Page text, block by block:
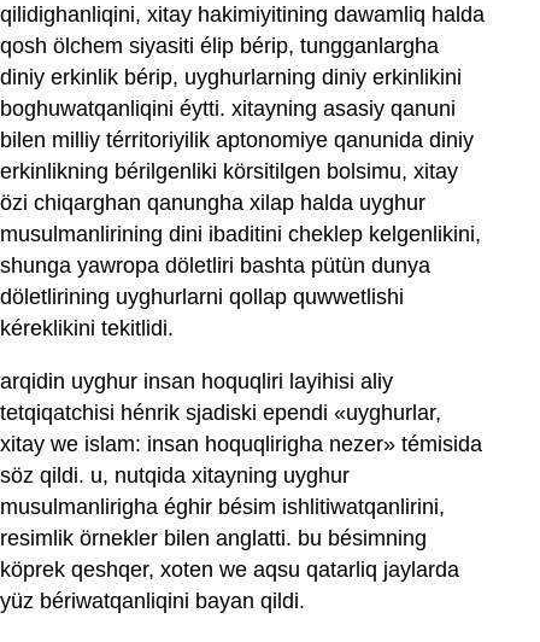
qilidighanliqini, xitay hakimiyitining dawamliq halda
qosh ölchem siyasiti élip bérip, tungganlargha
diniy erkinlik bérip, uyghurlarning diniy erkinlikini
boghuwatqanliqini éytti. xitayning asasiy qanuni
bilen milliy térritoriyilik aptonomiye qanunida diniy
erkinlikning bérilgenliki körsitilgen bolsimu, xitay
özi chiqarghan qanungha xilap halda uyghur
musulmanlirining dini ibaditini cheklep kelgenlikini,
shunga yawropa döletliri bashta pütün dunya
döletlirining uyghurlarni qollap quwwetlishi
kéreklikini tekitlidi.
arqidin uyghur insan hoquqliri layihisi aliy
tetqiqatchisi hénrik sjadiski ependi «uyghurlar,
xitay we islam: insan hoquqlirigha nezer» témisida
söz qildi. u, nutqida xitayning uyghur
musulmanlirigha éghir bésim ishlitiwatqanlirini,
resimlik örnekler bilen anglatti. bu bésimning
köprek qeshqer, xoten we aqsu qatarliq jaylarda
yüz bériwatqanliqini bayan qildi.